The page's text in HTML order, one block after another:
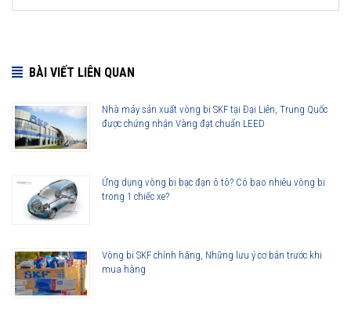
BÀI VIẾT LIÊN QUAN
Nhà máy sản xuất vòng bi SKF tại Đại Liên, Trung Quốc
được chứng nhận Vàng đạt chuẩn LEED
Ứng dụng vòng bi bạc đạn ô tô? Có bao nhiêu vòng bi
trong 1 chiếc xe?
Vòng bi SKF chính hãng, Những lưu ý cơ bản trước khi
mua hàng